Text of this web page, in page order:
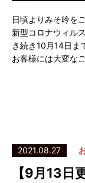
日頃よりみそ吟を
新型コロナウィル
き続き10月14日ま
お客様には大変な
2021.08.27
【9月13日